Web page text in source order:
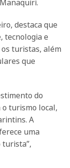
destaca que
tecnologia e
turistas, além
que
do
turismo local,
A
uma